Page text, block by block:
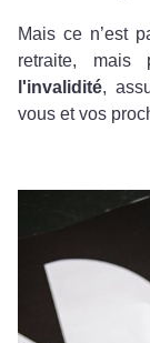
Mais ce n’est
retraite,
l'invalidité,
vous et vos